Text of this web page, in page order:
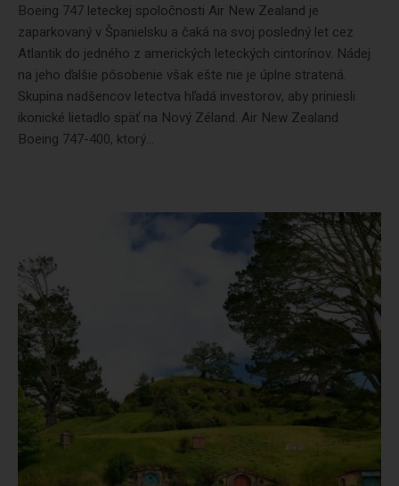
Boeing 747 leteckej spoločnosti Air New Zealand je
zaparkovaný v Španielsku a čaká na svoj posledný let cez
Atlantik do jedného z amerických leteckých cintorínov. Nádej
na jeho ďalšie pôsobenie však ešte nie je úplne stratená.
Skupina nadšencov letectva hľadá investorov, aby priniesli
ikonické lietadlo späť na Nový Zéland. Air New Zealand
Boeing 747-400, ktorý...